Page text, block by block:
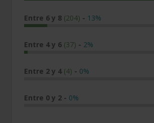
Entre 6 y 8 (204) - 13%
Entre 4 y 6 (37) - 2%
Entre 2 y 4 (4) - 0%
Entre 0 y 2 - 0%